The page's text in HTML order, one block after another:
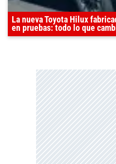
La nueva Toyota Hilux
en pruebas: todo lo que